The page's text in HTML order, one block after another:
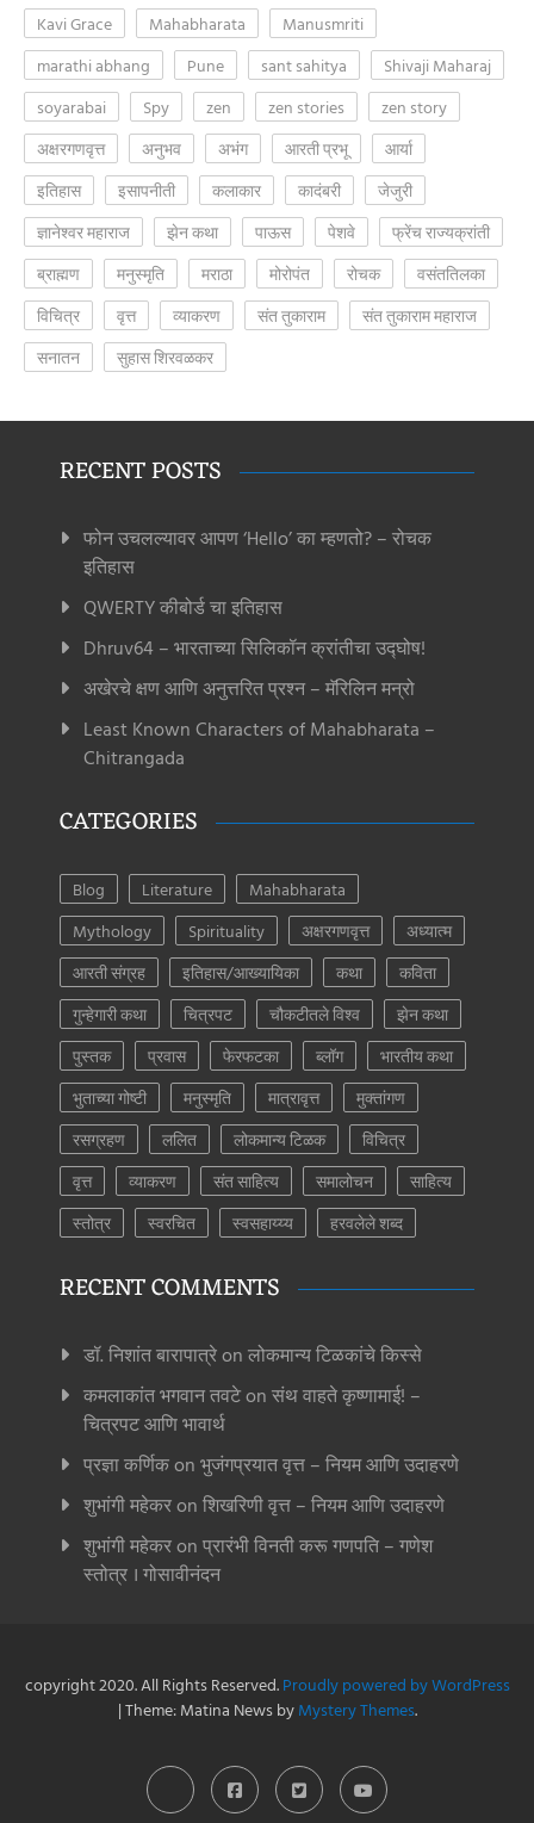
Kavi Grace
Mahabharata
Manusmriti
marathi abhang
Pune sant sahitya
Shivaji Maharaj
soyarabai
Spy zen zen stories
zen story
अक्षरगणवृत्त
अनुभव अभंग आरती प्रभू
आर्या
इतिहास
इसापनीती कलाकार कादंबरी
जेजुरी
ज्ञानेश्वर महाराज
झेन कथा पाऊस पेशवे
फ्रेंच राज्यक्रांती
ब्राह्मण
मनुस्मृति मराठा मोरोपंत रोचक
वसंततिलका
विचित्र
वृत्त व्याकरण संत तुकाराम
संत तुकाराम महाराज
सनातन
सुहास शिरवळकर
RECENT POSTS
फोन उचलल्यावर आपण ‘Hello’ का म्हणतो? – रोचक
इतिहास
QWERTY कीबोर्ड चा इतिहास
Dhruv64 – भारताच्या सिलिकॉन क्रांतीचा उद्घोष!
अखेरचे क्षण आणि अनुत्तरित प्रश्न – मॅरिलिन मन्रो
Least Known Characters of Mahabharata –
Chitrangada
CATEGORIES
Blog Literature
Mahabharata
Mythology
Spirituality अक्षरगणवृत्त
अध्यात्म
आरती संग्रह
इतिहास/आख्यायिका कथा
कविता
गुन्हेगारी कथा
चित्रपट चौकटीतले विश्व
झेन कथा
पुस्तक
प्रवास फेरफटका ब्लॉग
भारतीय कथा
भुताच्या गोष्टी
मनुस्मृति मात्रावृत्त
मुक्तांगण
रसग्रहण
ललित लोकमान्य टिळक
विचित्र
वृत्त
व्याकरण संत साहित्य समालोचन
साहित्य
स्तोत्र
स्वरचित स्वसहाय्य्य हरवलेले शब्द
RECENT COMMENTS
डॉ. निशांत बारापात्रेon लोकमान्य टिळकांचे किस्से
कमलाकांत भगवान तवटेon संथ वाहते कृष्णामाई! –
चित्रपट आणि भावार्थ
प्रज्ञा कर्णिकon भुजंगप्रयात वृत्त – नियम आणि उदाहरणे
शुभांगी महेकरon शिखरिणी वृत्त – नियम आणि उदाहरणे
शुभांगी महेकरon प्रारंभी विनती करू गणपति – गणेश
स्तोत्र । गोसावीनंदन
copyright 2020. All Rights Reserved.Proudly powered by WordPress
|Theme: Matina News byMystery Themes.